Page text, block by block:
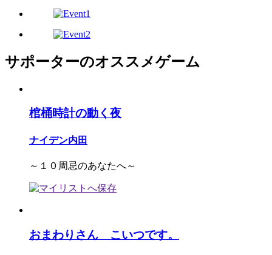
サポーターのオススメゲーム
棺桶時計の動く夜
ナイデン内田
～１０周忌のあなたへ～
おまわりさん こいつです。